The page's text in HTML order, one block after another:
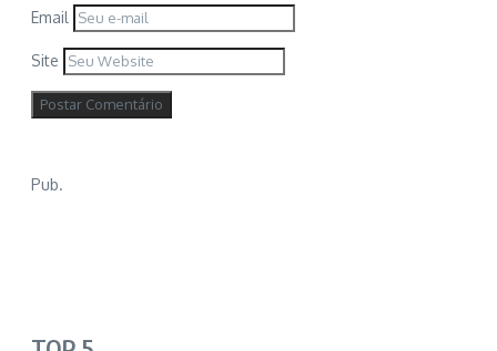
Email
Site
Pub.